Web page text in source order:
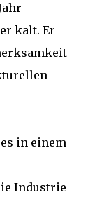
kalt. Er
in einem
Industrie